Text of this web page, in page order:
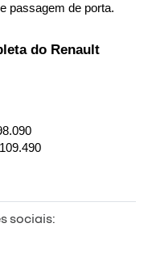
passagem de porta.
do Renault
sociais: